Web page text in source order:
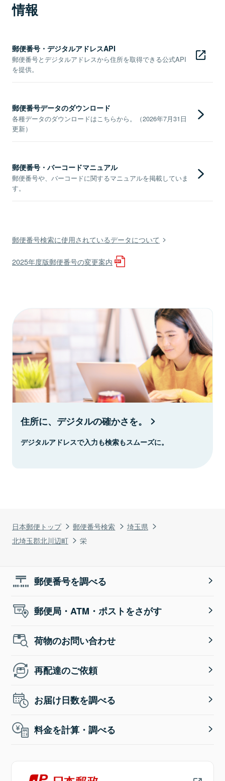
日本郵便トップ 郵便番号検索
埼玉県
北埼玉郡北川辺町
栄
情報
郵便番号・デジタルアドレスAPI
郵便番号とデジタルアドレスから住所を取得できる公式API
を提供。
郵便番号データのダウンロード
各種データのダウンロードはこちらから。（2026年7月31日
更新）
郵便番号・バーコードマニュアル
郵便番号や、バーコードに関するマニュアルを掲載していま
す。
郵便番号検索に使用されているデータについて
2025年度版郵便番号の変更案内
住所に、デジタルの確かさを。
デジタルアドレスで入力も検索もスムーズに。
郵便番号を調べる
郵便局・ATM・ポストをさがす
荷物のお問い合わせ
再配達のご依頼
お届け日数を調べる
料金を計算・調べる